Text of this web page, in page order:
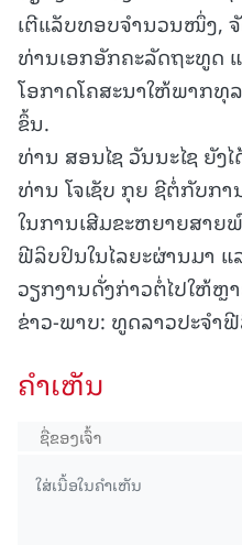
ເຕີແລັບທອບຈຳນວນໜຶ່ງ,
ທ່ານເອກອັກຄະລັດຖະທູດ
ໂອກາດໂຄສະນາໃຫ້ພາກທຸ
ຂຶ້ນ.
ທ່ານ ສອນໄຊ ວັນນະໄຊ ຍັງ
ທ່ານ ໂຈເຊັບ ກຸຍ ຊີຕໍ່ກັບກ
ໃນການເສີມຂະຫຍາຍສາຍ
ຟີລິບປິນໃນໄລຍະຜ່ານມາ
ວຽກງານດັ່ງກ່າວຕໍ່ໄປໃຫ້ຫຼ
ຂ່າວ-ພາບ: ທູດລາວປະຈຳ
ຄໍາເຫັນ